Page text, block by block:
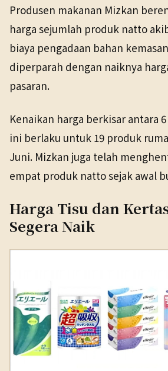
Produsen makanan Mizkan
harga sejumlah produk natto
biaya pengadaan bahan
diperparah dengan naiknya
pasaran.
Kenaikan harga berkisar antara
ini berlaku untuk 19 produk
Juni. Mizkan juga telah
empat produk natto sejak awal
Harga Tisu dan
Segera Naik